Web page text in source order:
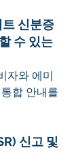
신분증
수 있는
자와 에미
합 안내를
신고 및